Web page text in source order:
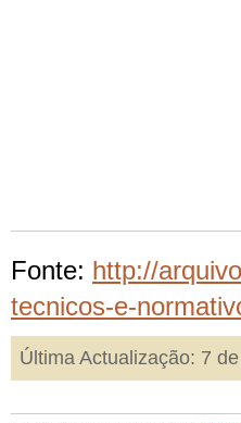
Fonte: http://
tecnicos-e-
Última Actualização: 7